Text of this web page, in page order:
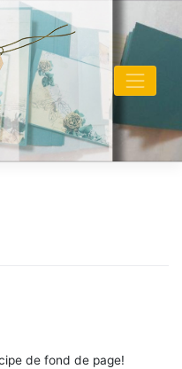
de fond de page!